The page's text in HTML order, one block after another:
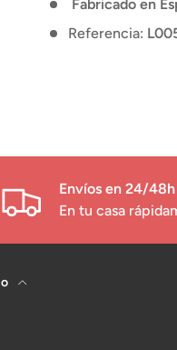
Fabricado en
Referencia:
Envíos en 24/48h
En tu casa